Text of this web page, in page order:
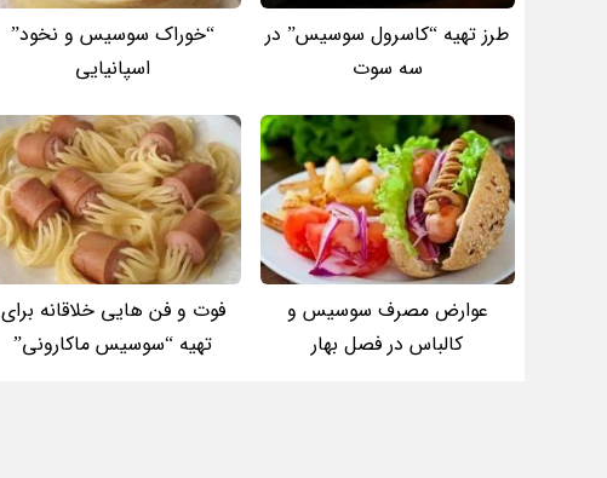
طرز تهیه “کاسرول سوسیس” در
سه سوت
“خوراک سوسیس و نخود”
اسپانیایی
عوارض مصرف سوسیس و
کالباس در فصل بهار
فوت و فن هایی خلاقانه برای
تهیه “سوسیس ماکارونی”